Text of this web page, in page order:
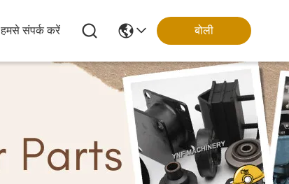
हमसे संपर्क करें बोली